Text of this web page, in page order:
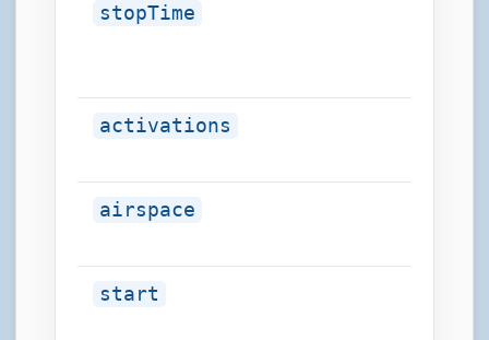
stopTime
activations
airspace
start